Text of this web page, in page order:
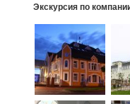
Экскурсия по